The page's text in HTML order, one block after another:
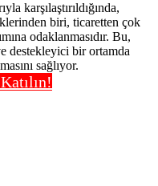
karşılaştırıldığında,
biri, ticaretten çok
odaklanmasıdır. Bu,
destekleyici bir ortamda
sağlıyor.